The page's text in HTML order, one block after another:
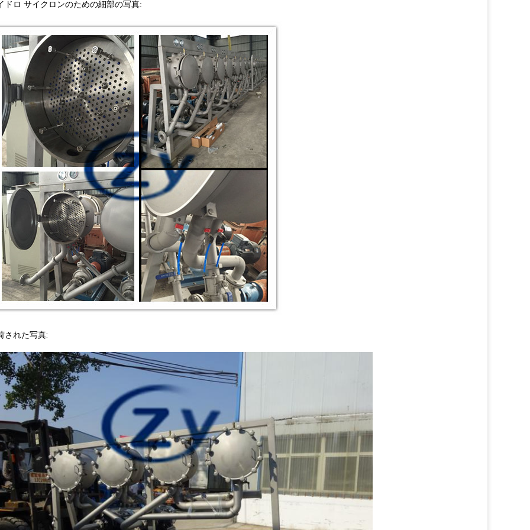
ドロ サイクロンのための細部の写真:
された写真: